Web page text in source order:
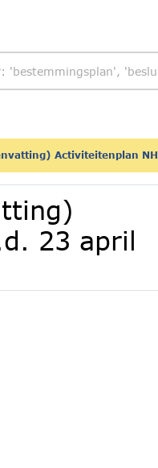
NH Gooi d.d. 23 april 2025_Geredigeerd
23 april